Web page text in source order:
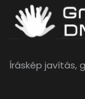
Íráskép javítás,